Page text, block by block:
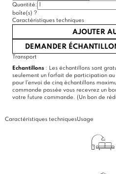
Quantité:
boîte(s) ?
Caractéristiques techniques
AJOUTER
DEMANDER
Transport
Echantillons : Les échantillons sont
seulement un forfait de participation
pour l'envoi de cinq échantillons
commande passée vous recevrez un
votre future commande. (Un bon de
Caractéristiques techniquesUsage